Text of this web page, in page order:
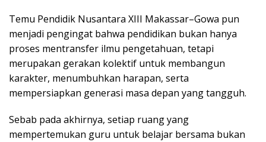
Temu Pendidik Nusantara XIII Makassar–Gowa pun
menjadi pengingat bahwa pendidikan bukan hanya
proses mentransfer ilmu pengetahuan, tetapi
merupakan gerakan kolektif untuk membangun
karakter, menumbuhkan harapan, serta
mempersiapkan generasi masa depan yang tangguh.
Sebab pada akhirnya, setiap ruang yang
mempertemukan guru untuk belajar bersama bukan